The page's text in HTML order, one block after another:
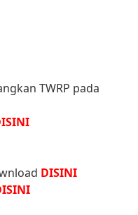
TWRP pada
DISINI